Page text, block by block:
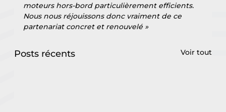
moteurs hors-bord particulièrement efficients.
Nous nous réjouissons donc vraiment de ce
partenariat concret et renouvelé »
Posts récents Voir tout